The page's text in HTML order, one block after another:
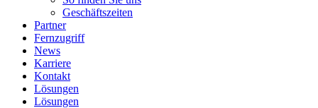
Geschäftszeiten
Partner
Fernzugriff
News
Karriere
Kontakt
Lösungen
Lösungen